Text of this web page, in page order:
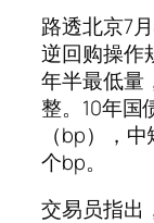
路透北京7
逆回购操作
年半最低量
整。10年国
（bp），
个bp。
交易员指出